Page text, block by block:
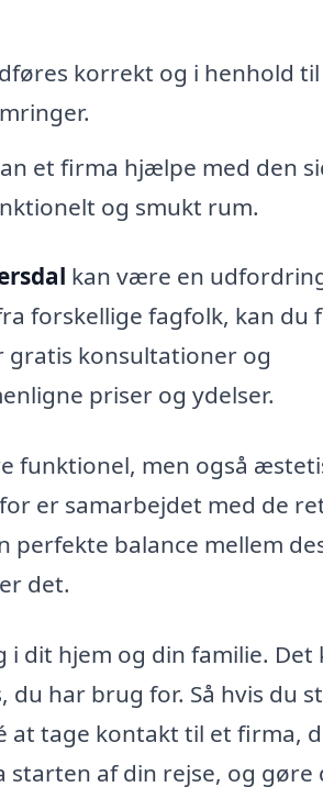
korrekt og i henhold til
et firma hjælpe med den
og smukt rum.
kan være en
forskellige fagfolk, kan du
konsultationer og
priser og ydelser.
funktionel, men også
er samarbejdet med de
balance mellem
det.
i dit hjem og din familie. Det
har brug for. Så hvis du
at tage kontakt til et firma,
starten af din rejse, og gøre